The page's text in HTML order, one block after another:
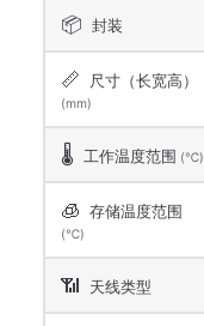
📦 封装
📏 尺寸（长宽高）
(mm)
🌡️ 工作温度范围 (℃)
🧊 存储温度范围
(℃)
📶 天线类型